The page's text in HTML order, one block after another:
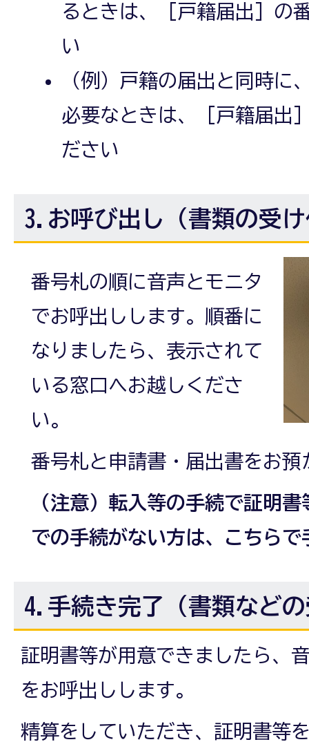
るときは、［戸籍届出］の
い
（例）戸籍の届出と同時に
必要なときは、［戸籍届出
ださい
3.お呼び出し（書類の受
番号札の順に音声とモニタ
でお呼出しします。 順番に
なりましたら、表示されて
いる窓口へお越しくださ
い。
番号札と申請書・届出書をお預
（注意）転入等の手続で証明
での手続がない方は、こちら
4.手続き完了（書類など
証明書等が用意できましたら、
をお呼出しします。
精算をしていただき、証明書等